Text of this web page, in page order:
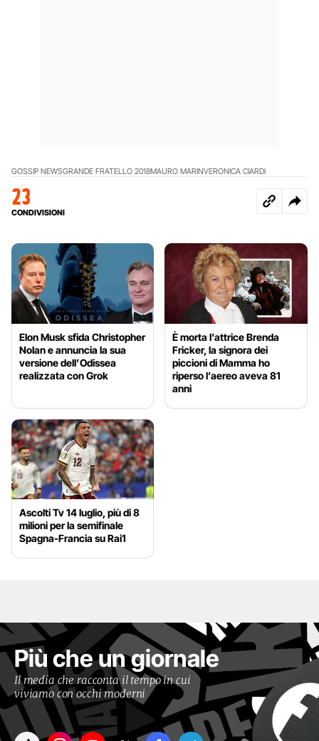
GOSSIP NEWSGRANDE FRATELLO 2018MAURO MARINVERONICA CIARDI
23
CONDIVISIONI
Elon Musk sfida Christopher
Nolan e annuncia la sua
versione dell’Odissea
realizzata con Grok
È morta l’attrice Brenda
Fricker, la signora dei
piccioni di Mamma ho
riperso l’aereo aveva 81
anni
Ascolti Tv 14 luglio, più di 8
milioni per la semifinale
Spagna-Francia su Rai1
Più che un giornale
Il media che racconta il tempo in cui
viviamo con occhi moderni